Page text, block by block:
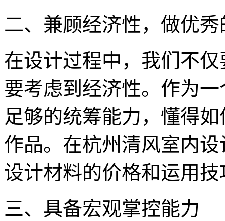
二、兼顾经济性，做优
在设计过程中，我们不
要考虑到经济性。作为
足够的统筹能力，懂得
作品。在杭州清风室内
设计材料的价格和运用
三、具备宏观掌控能力